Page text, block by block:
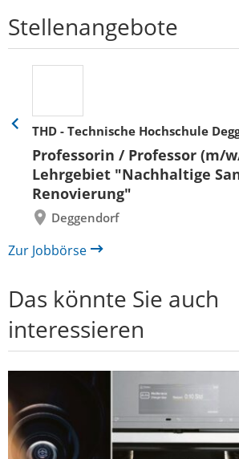
Stellenangebote
THD - Technische Hochschule
Professorin / Professor (m/
Lehrgebiet "Nachhaltige
Renovierung"
Deggendorf
Eine
zurück
Zur Jobbörse
Das könnte Sie auch
interessieren